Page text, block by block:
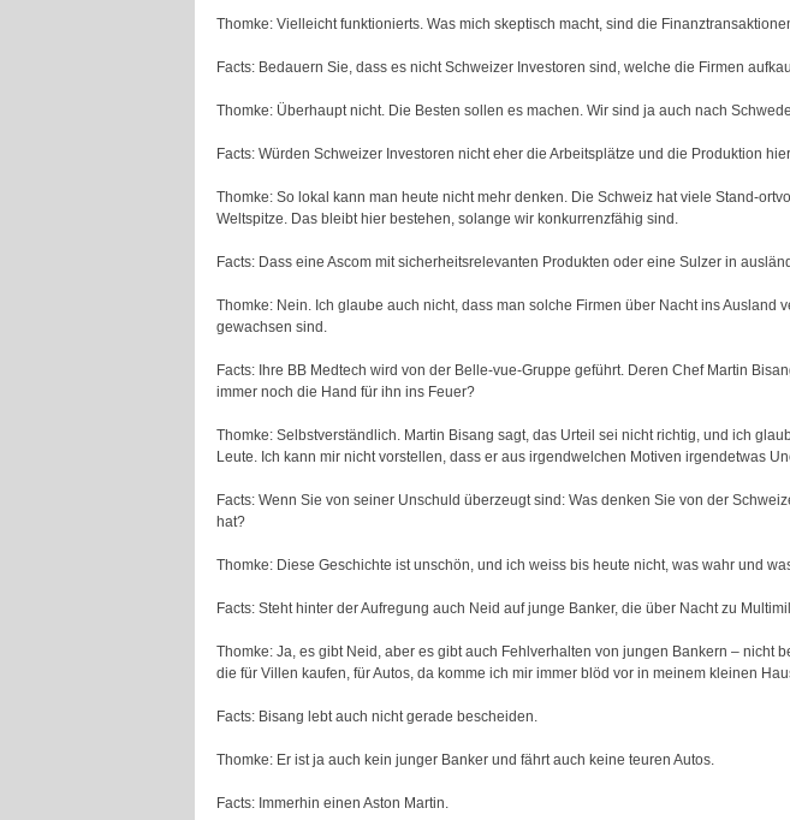
Thomke: Vielleicht funktionierts. Was mich skeptisch macht, sind die
Facts: Bedauern Sie, dass es nicht Schweizer Investoren sind, welche die Firmen
Thomke: Überhaupt nicht. Die Besten sollen es machen. Wir sind ja auch nach
Facts: Würden Schweizer Investoren nicht eher die Arbeitsplätze und die Produktion
Thomke: So lokal kann man heute nicht mehr denken. Die Schweiz hat viele Stand-
Weltspitze. Das bleibt hier bestehen, solange wir konkurrenzfähig sind.
Facts: Dass eine Ascom mit sicherheitsrelevanten Produkten oder eine Sulzer in
Thomke: Nein. Ich glaube auch nicht, dass man solche Firmen über Nacht ins
gewachsen sind.
Facts: Ihre BB Medtech wird von der Belle-vue-Gruppe geführt. Deren Chef Martin
immer noch die Hand für ihn ins Feuer?
Thomke: Selbstverständlich. Martin Bisang sagt, das Urteil sei nicht richtig, und ich
Leute. Ich kann mir nicht vorstellen, dass er aus irgendwelchen Motiven irgendetwas
Facts: Wenn Sie von seiner Unschuld überzeugt sind: Was denken Sie von der
hat?
Thomke: Diese Geschichte ist unschön, und ich weiss bis heute nicht, was wahr und
Facts: Steht hinter der Aufregung auch Neid auf junge Banker, die über Nacht zu
Thomke: Ja, es gibt Neid, aber es gibt auch Fehlverhalten von jungen Bankern – nicht
die für Villen kaufen, für Autos, da komme ich mir immer blöd vor in meinem kleinen
Facts: Bisang lebt auch nicht gerade bescheiden.
Thomke: Er ist ja auch kein junger Banker und fährt auch keine teuren Autos.
Facts: Immerhin einen Aston Martin.